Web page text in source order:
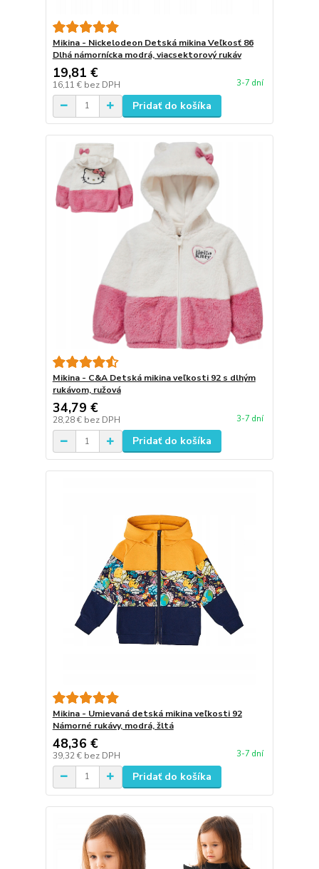
Mikina - Nickelodeon Detská mikina Veľkosť 86
Dlhá námornícka modrá, viacsektorový rukáv
19,81 €
16,11 € bez DPH 3-7 dní
Pridať do košíka
Mikina - C&A Detská mikina veľkosti 92 s dlhým
rukávom, ružová
34,79 €
28,28 € bez DPH 3-7 dní
Pridať do košíka
Mikina - Umievaná detská mikina veľkosti 92
Námorné rukávy, modrá, žltá
48,36 €
39,32 € bez DPH 3-7 dní
Pridať do košíka